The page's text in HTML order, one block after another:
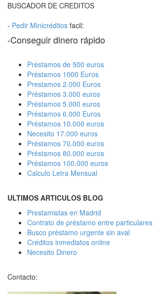
BUSCADOR DE CREDITOS
- Pedir Minicréditos facil:
-Conseguir dinero rápido
Préstamos de 500 euros
Préstamos 1000 Euros
Prestamos 2.000 Euros
Préstamos 3.000 euros
Préstamos 5.000 euros
Préstamos 6.000 Euros
Préstamos 10.000 euros
Necesito 17.000 euros
Préstamos 70.000 euros
Préstamos 80.000 euros
Préstamos 100.000 euros
Calculo Letra Mensual
ULTIMOS ARTICULOS BLOG
Prestamistas en Madrid
Contrato de préstamo entre particulares
Busco préstamo urgente sin aval
Créditos inmediatos online
Necesito Dinero
Contacto: